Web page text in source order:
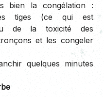
bien la congélation :
tiges (ce qui est
de la toxicité des
et les congeler
quelques minutes